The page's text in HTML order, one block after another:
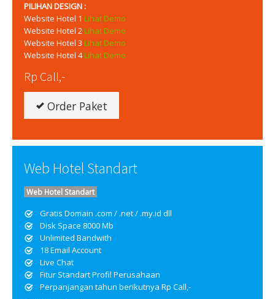
PILIHAN DESIGN :
Website Hotel 1 Lihat Demo
Website Hotel 2 Lihat Demo
Website Hotel 3 Lihat Demo
Website Hotel 4Lihat Demo
Rp Call,-
Order Paket
Web Hotel Standart
Web Hotel Standart
Gratis Domain .com / .net / .my.id dll
Disk Space 8000 Mb
Unlimited Bandwith
18 Email Account
Live Chat
Fitur Standart Profil Perusahaan
Perpanjangan tahun berikutnya Rp Call,-